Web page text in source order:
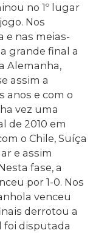
no 1º lugar
Nos
e nas meias-
grande final a
Alemanha,
assim a
anos e com o
vez uma
de 2010 em
o Chile, Suíça
e assim
fase, a
por 1-0. Nos
venceu
derrotou a
foi disputada